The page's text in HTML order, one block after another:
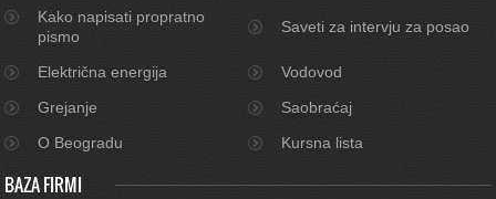
Kako napisati propratno
pismo
Saveti za intervju za posao
Električna energija
Vodovod
Grejanje
Saobraćaj
O Beogradu
Kursna lista
BAZA FIRMI